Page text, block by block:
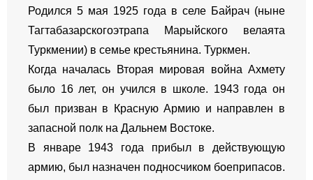
Родился 5 мая 1925 года в селе Байрач (ныне
Тагтабазарскогоэтрапа Марыйского велаята
Туркмении) в семье крестьянина. Туркмен.
Когда началась Вторая мировая война Ахмету
было 16 лет, он учился в школе. 1943 года он
был призван в Красную Армию и направлен в
запасной полк на Дальнем Востоке.
В январе 1943 года прибыл в действующую
армию, был назначен подносчиком боеприпасов.